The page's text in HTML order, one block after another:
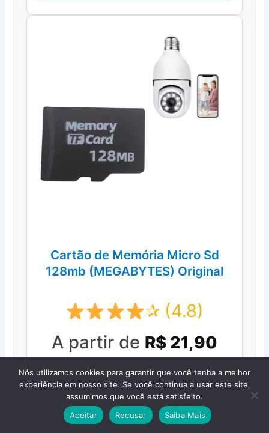
Cartão de Memória Micro Sd
128mb (MEGABYTES) Original
✰ (4.8)
A partir de R$ 21,90
Comprar na Shopee
Nós utilizamos cookies para garantir que você tenha a melhor
experiência em nosso site. Se você continua a usar este site,
assumimos que você está satisfeito.
Aceitar
Recusar Saiba Mais